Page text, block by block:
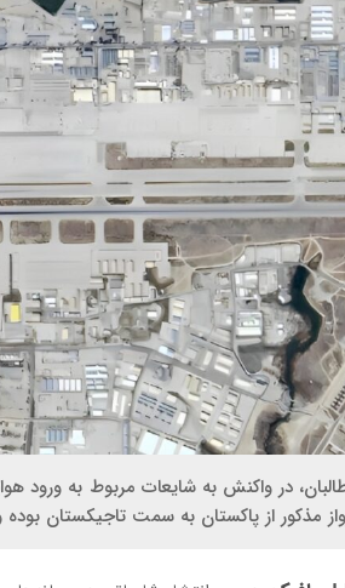
در واکنش به شایعات مربوط به ورود
مذکور از پاکستان به سمت تاجیکستان